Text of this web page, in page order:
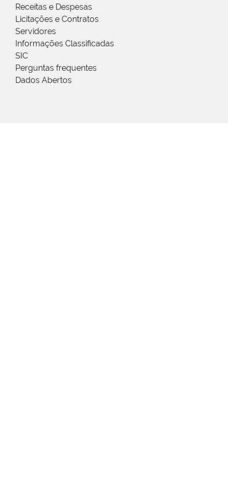
Receitas e Despesas
Licitações e Contratos
Servidores
Informações Classificadas
SIC
Perguntas frequentes
Dados Abertos